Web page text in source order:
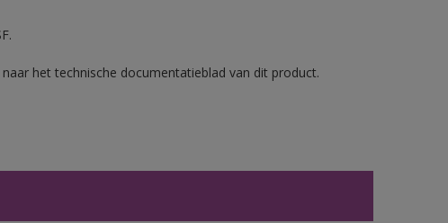
het technische documentatieblad van dit product.